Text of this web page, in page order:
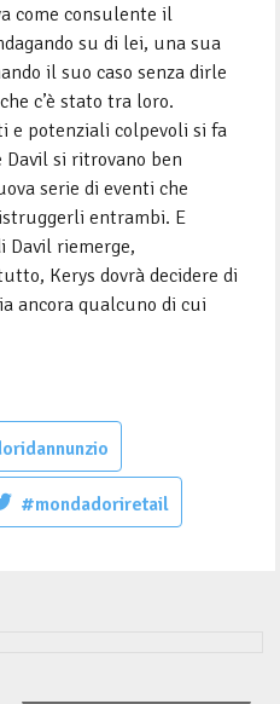
come consulente il
su di lei, una sua
il suo caso senza dirle
c’è stato tra loro.
e potenziali colpevoli si fa
si ritrovano ben
serie di eventi che
entrambi. E
Davil riemerge,
Kerys dovrà decidere di
ancora qualcuno di cui
#mondadoriretail